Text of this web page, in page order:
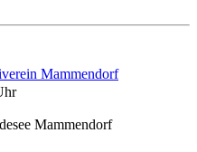
Mammendorf
Mammendorf